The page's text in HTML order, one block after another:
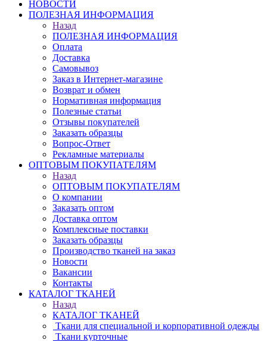
НОВОСТИ
ПОЛЕЗНАЯ ИНФОРМАЦИЯ
Назад
ПОЛЕЗНАЯ ИНФОРМАЦИЯ
Оплата
Доставка
Самовывоз
Заказ в Интернет-магазине
Возврат и обмен
Нормативная информация
Полезные статьи
Отзывы покупателей
Заказать образцы
Вопрос-Ответ
Рекламные материалы
ОПТОВЫМ ПОКУПАТЕЛЯМ
Назад
ОПТОВЫМ ПОКУПАТЕЛЯМ
О компании
Заказать оптом
Доставка оптом
Комплексные поставки
Заказать образцы
Производство тканей на заказ
Новости
Вакансии
Контакты
КАТАЛОГ ТКАНЕЙ
Назад
КАТАЛОГ ТКАНЕЙ
Ткани для специальной и корпоративной одежды
Ткани курточные